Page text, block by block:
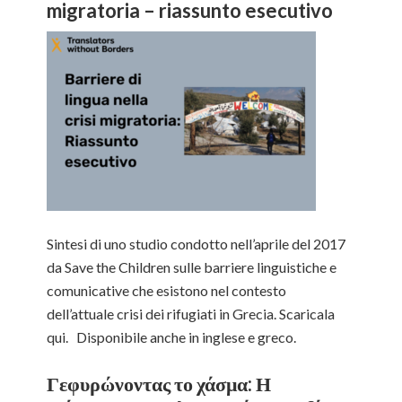
migratoria – riassunto esecutivo
Sintesi di uno studio condotto nell’aprile del 2017
da Save the Children sulle barriere linguistiche e
comunicative che esistono nel contesto
dell’attuale crisi dei rifugiati in Grecia. Scaricala
qui. Disponibile anche in inglese e greco.
Γεφυρώνοντας το χάσμα: Η